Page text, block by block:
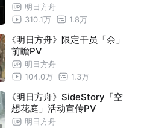
明日方舟
310.1万
1.8万
《明日方舟》限定干员「余」
前瞻PV
明日方舟
104.0万
1.3万
《明日方舟》SideStory「空
想花庭」活动宣传PV
明日方舟